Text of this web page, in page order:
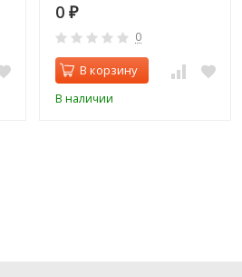
0 ₽
0
В корзину
В наличии